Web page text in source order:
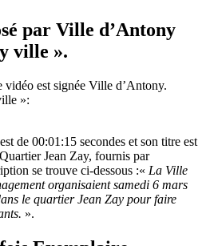
par Ville d’Antony
ville ».
est signée Ville d’Antony.
»:
de 00:01:15 secondes et son titre est
Jean Zay, fournis par
se trouve ci-dessous :« La Ville
organisaient samedi 6 mars
le quartier Jean Zay pour faire
».